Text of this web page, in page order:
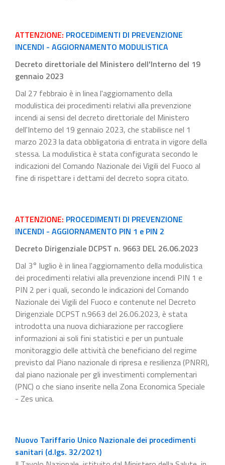
ATTENZIONE: PROCEDIMENTI DI PREVENZIONE
INCENDI - AGGIORNAMENTO MODULISTICA
Decreto direttoriale del Ministero dell'Interno del 19
gennaio 2023
Dal 27 febbraio è in linea l'aggiornamento della
modulistica dei procedimenti relativi alla prevenzione
incendi ai sensi del decreto direttoriale del Ministero
dell'Interno del 19 gennaio 2023, che stabilisce nel 1
marzo 2023 la data obbligatoria di entrata in vigore della
stessa. La modulistica è stata configurata secondo le
indicazioni del Comando Nazionale dei Vigili del Fuoco al
fine di rispettare i dettami del decreto sopra citato.
ATTENZIONE: PROCEDIMENTI DI PREVENZIONE
INCENDI - AGGIORNAMENTO PIN 1 e PIN 2
Decreto Dirigenziale DCPST n. 9663 DEL 26.06.2023
Dal 3° luglio è in linea l'aggiornamento della modulistica
dei procedimenti relativi alla prevenzione incendi PIN 1 e
PIN 2 per i quali, secondo le indicazioni del Comando
Nazionale dei Vigili del Fuoco e contenute nel Decreto
Dirigenziale DCPST n.9663 del 26.06.2023, è stata
introdotta una nuova dichiarazione per raccogliere
informazioni ai soli fini statistici e per un puntuale
monitoraggio delle attività che beneficiano del regime
previsto dal Piano nazionale di ripresa e resilienza (PNRR),
dal piano nazionale per gli investimenti complementari
(PNC) o che siano inserite nella Zona Economica Speciale
- Zes unica.
Nuovo Tariffario Unico Nazionale dei procedimenti
sanitari (d.lgs. 32/2021)